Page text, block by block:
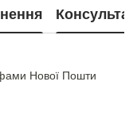
Нової Пошти